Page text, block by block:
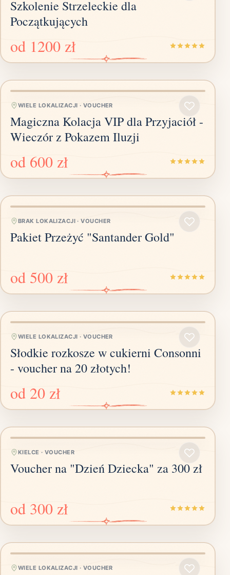
Szkolenie Strzeleckie dla
Początkujących
od 1200 zł
WIELE LOKALIZACJI · VOUCHER
Magiczna Kolacja VIP dla Przyjaciół -
Wieczór z Pokazem Iluzji
od 600 zł
BRAK LOKALIZACJI ·VOUCHER
Pakiet Przeżyć "Santander Gold"
od 500 zł
WIELE LOKALIZACJI · VOUCHER
Słodkie rozkosze w cukierni Consonni
- voucher na 20 złotych!
od 20 zł
KIELCE · VOUCHER
Voucher na "Dzień Dziecka" za 300 zł
od 300 zł
WIELE LOKALIZACJI · VOUCHER